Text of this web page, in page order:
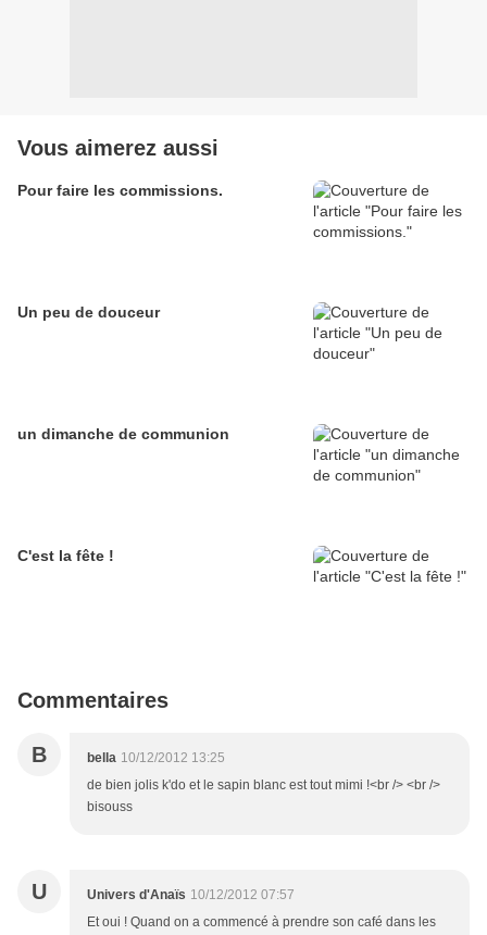
Vous aimerez aussi
Pour faire les commissions.
Un peu de douceur
un dimanche de communion
C'est la fête !
Commentaires
B bella 10/12/2012 13:25
de bien jolis k'do et le sapin blanc est tout mimi !<br /> <br />
bisouss
U Univers d'Anaïs 10/12/2012 07:57
Et oui ! Quand on a commencé à prendre son café dans les